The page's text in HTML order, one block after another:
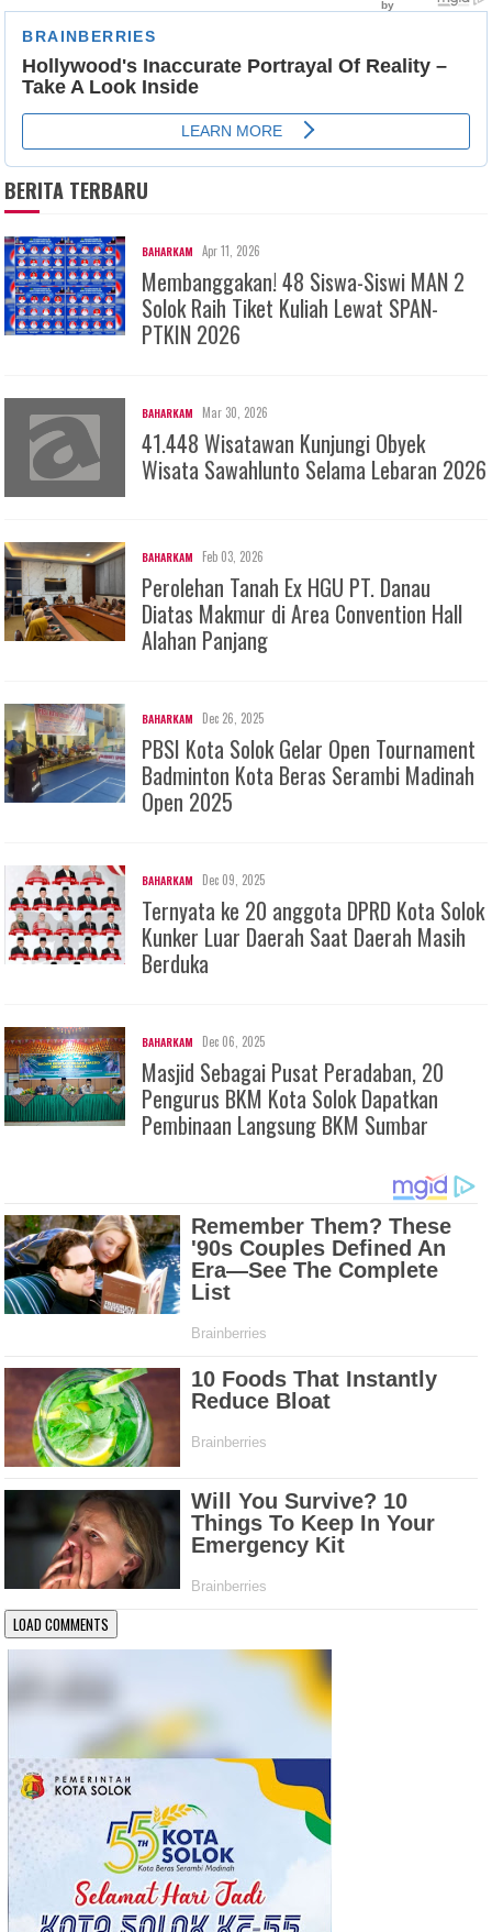
BERITA TERBARU
BAHARKAM Apr 11, 2026
Membanggakan! 48 Siswa-Siswi MAN 2
Solok Raih Tiket Kuliah Lewat SPAN-
PTKIN 2026
BAHARKAM Mar 30, 2026
41.448 Wisatawan Kunjungi Obyek
Wisata Sawahlunto Selama Lebaran 2026
BAHARKAM Feb 03, 2026
Perolehan Tanah Ex HGU PT. Danau
Diatas Makmur di Area Convention Hall
Alahan Panjang
BAHARKAM Dec 26, 2025
PBSI Kota Solok Gelar Open Tournament
Badminton Kota Beras Serambi Madinah
Open 2025
BAHARKAM Dec 09, 2025
Ternyata ke 20 anggota DPRD Kota Solok
Kunker Luar Daerah Saat Daerah Masih
Berduka
BAHARKAM Dec 06, 2025
Masjid Sebagai Pusat Peradaban, 20
Pengurus BKM Kota Solok Dapatkan
Pembinaan Langsung BKM Sumbar
LOAD COMMENTS